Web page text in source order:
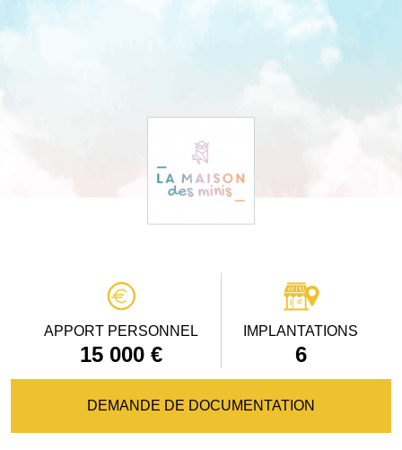
APPORT PERSONNEL
15 000 €
IMPLANTATIONS
6
DEMANDE DE DOCUMENTATION